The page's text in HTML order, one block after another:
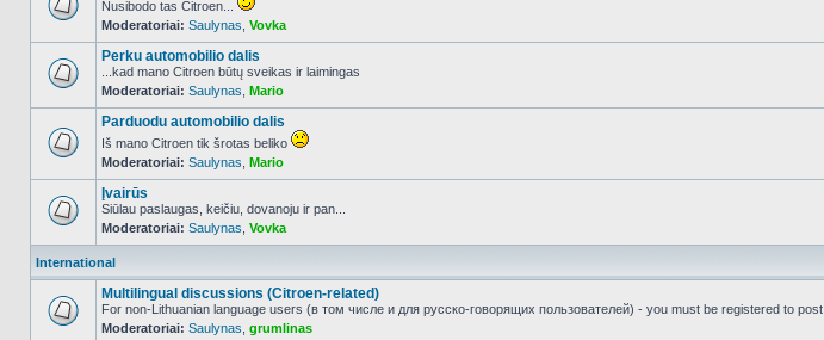
NO_UNREAD_POSTS
Nusibodo tas Citroen...
Moderatoriai: Saulynas Vovka
NO_UNREAD_POSTS
Perku automobilio dalis
...kad mano Citroen būtų sveikas ir laimingas
Moderatoriai: Saulynas Mario
NO_UNREAD_POSTS
Parduodu automobilio dalis
Iš mano Citroen tik šrotas beliko
Moderatoriai: Saulynas Mario
NO_UNREAD_POSTS
Įvairūs
Siūlau paslaugas, keičiu, dovanoju ir pan...
Moderatoriai: Saulynas Vovka
International
NO_UNREAD_POSTS
Multilingual discussions (Citroen-related)
For non-Lithuanian language users (в том числе и для русско-говорящих пользователей) - you must be registered to post
Moderatoriai: Saulynas grumlinas